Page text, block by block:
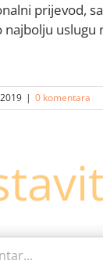
prijevod,
uslugu
| 0 komentara